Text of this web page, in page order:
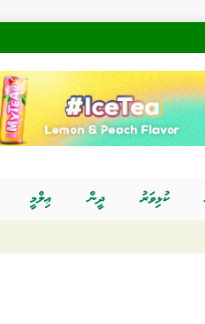
ކުޅިވަރު ދީން ޢިލްމީ